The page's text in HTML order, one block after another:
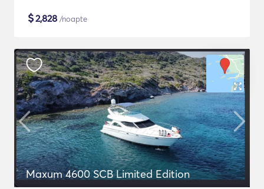
$2,828 /noapte
Maxum 4600 SCB Limited Edition